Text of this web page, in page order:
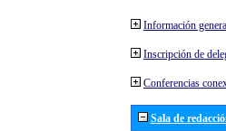
Información
Inscripción de
Conferencias
Sala de